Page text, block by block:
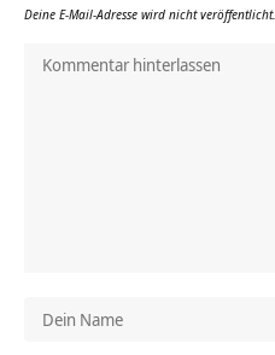
Deine E-Mail-Adresse wird nicht veröffentlicht.